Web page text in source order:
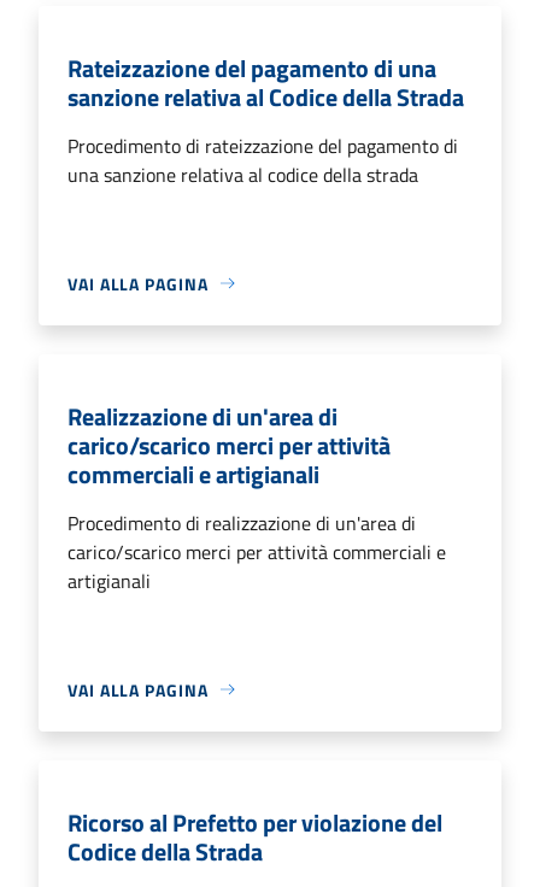
Rateizzazione del pagamento di una
sanzione relativa al Codice della Strada
Procedimento di rateizzazione del pagamento di
una sanzione relativa al codice della strada
VAI ALLA PAGINA
Realizzazione di un'area di
carico/scarico merci per attività
commerciali e artigianali
Procedimento di realizzazione di un'area di
carico/scarico merci per attività commerciali e
artigianali
VAI ALLA PAGINA
Ricorso al Prefetto per violazione del
Codice della Strada